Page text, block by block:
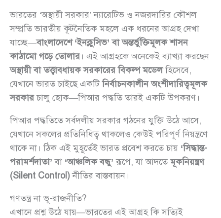
ভারতের ‘অস্থায়ী সরকার’ ন্যারেটিভ ও নজরদারির কৌশল
সম্প্রতি ভারতীয় কূটনৈতিক মহলে এক ধরনের আগ্রহ দেখা
যাচ্ছে—বাংলাদেশে ‘ইনক্লুসিভ’ বা অন্তর্ভুক্তিমূলক শাসন
কাঠামো গড়ে তোলার। এই আগ্রহকে অনেকেই ব্যাখ্যা করছেন
অস্থায়ী বা তত্ত্বাবধায়ক সরকারের বিকল্প মডেলহিসেবে,
যেখানে ভারত চাইছে একটিনির্বাচনকালীন অংশীদারিত্বমূলক
সরকারচালু হোক—পিআর পদ্ধতি তারই একটি উপকরণ।
পিআর পদ্ধতিতে সর্বদলীয় সরকার গঠনের যুক্তি উঠে আসে,
যেখানে সকলের প্রতিনিধিত্ব থাকলেও কেউই পরিপূর্ণ নিয়ন্ত্রণে
থাকে না। ঠিক এই মুহূর্তেই ভারত প্রবেশ করতে চায় ‘সিদ্ধান্ত-
পরামর্শদাতা’ বা ‘আঞ্চলিক বন্ধু’ রূপে, যা আদতেমূকনিয়ন্ত্রণ
(Silent Control)নীতির বাস্তবায়ন।
গণতন্ত্র না ভূ-রাজনীতি?
এখানে প্রশ্ন উঠে যায়—ভারতের এই আগ্রহ কি সত্যিই